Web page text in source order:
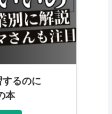
るのに
本